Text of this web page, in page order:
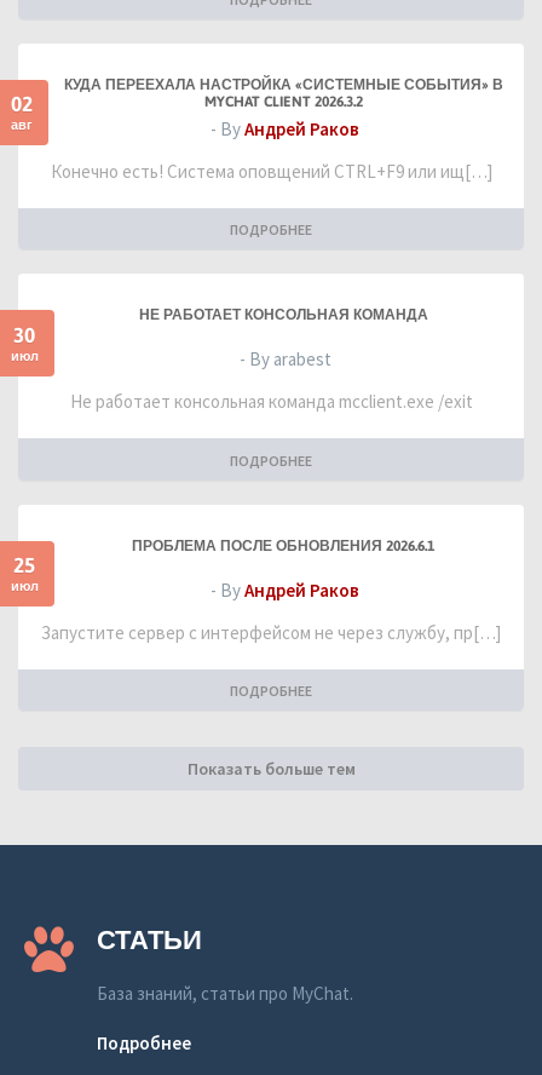
02
авг
КУДА ПЕРЕЕХАЛА НАСТРОЙКА «СИСТЕМНЫЕ СОБЫТИЯ» В
MYCHAT CLIENT 2026.3.2
- ByАндрей Раков
Конечно есть! Система оповщений CTRL+F9 или ищ[…]
ПОДРОБНЕЕ
30
июл
НЕ РАБОТАЕТ КОНСОЛЬНАЯ КОМАНДА
- By arabest
Не работает консольная команда mcclient.exe /exit
ПОДРОБНЕЕ
25
июл
ПРОБЛЕМА ПОСЛЕ ОБНОВЛЕНИЯ 2026.6.1
- ByАндрей Раков
Запустите сервер с интерфейсом не через службу, пр[…]
ПОДРОБНЕЕ
Показать больше тем
СТАТЬИ
База знаний, статьи про MyChat.
Подробнее